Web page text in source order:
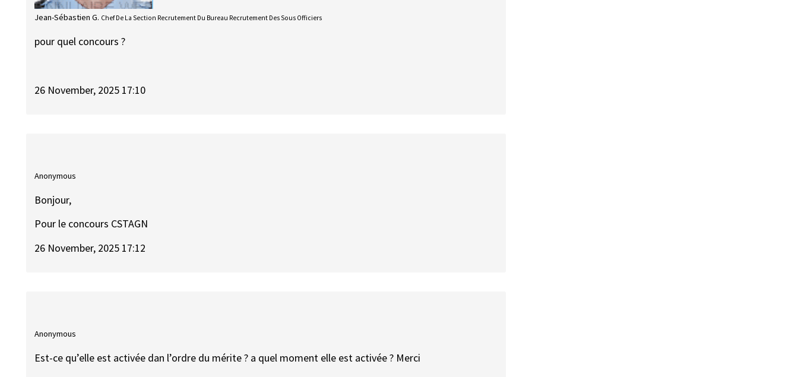
Jean-Sébastien G. Chef De La Section Recrutement Du Bureau Recrutement Des Sous Officiers
pour quel concours ?
26 November, 2025 17:10
Anonymous
Bonjour,
Pour le concours CSTAGN
26 November, 2025 17:12
Anonymous
Est-ce qu’elle est activée dan l’ordre du mérite ? a quel moment elle est activée ? Merci